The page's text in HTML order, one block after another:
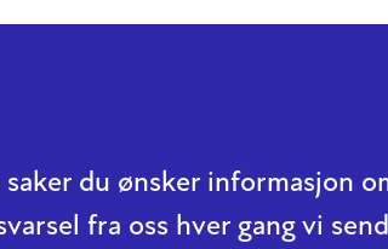
du ønsker informasjon
fra oss hver gang vi